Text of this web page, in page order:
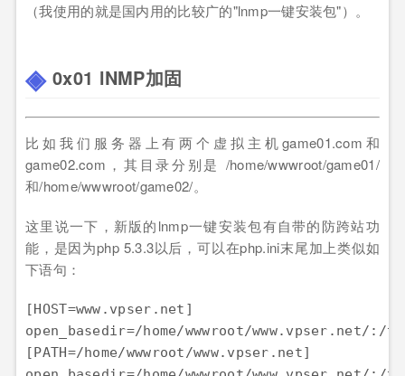
（我使用的就是国内用的比较广的"lnmp一键安装包"）。
0x01 lNMP加固
比如我们服务器上有两个虚拟主机game01.com和
game02.com，其目录分别是 /home/wwwroot/game01/
和/home/wwwroot/game02/。
这里说一下，新版的lnmp一键安装包有自带的防跨站功
能，是因为php 5.3.3以后，可以在php.ini末尾加上类似如
下语句：
[HOST=www.vpser.net]
open_basedir=/home/wwwroot/www.vpser.net/:/
[PATH=/home/wwwroot/www.vpser.net]